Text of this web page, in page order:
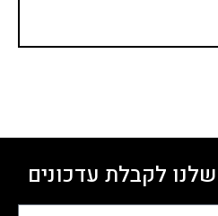
לקבלת עדכונים